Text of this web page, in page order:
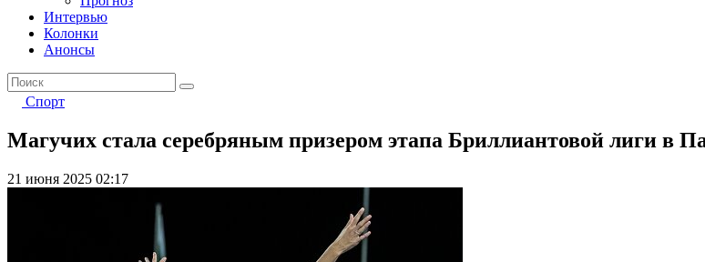
Интервью
Колонки
Анонсы
Спорт
Магучих стала серебряным призером этапа Бриллиантовой лиги в
21 июня 2025 02:17